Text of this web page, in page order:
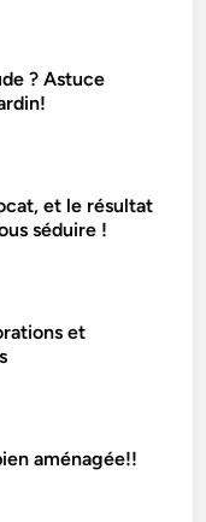
? Astuce
et le résultat
séduire !
et
aménagée!!